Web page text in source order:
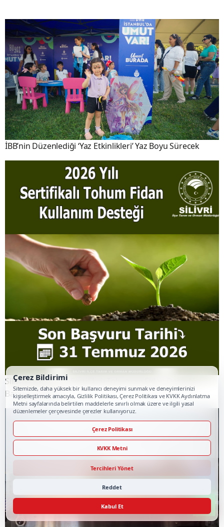
İBB’nin Düzenlediği ‘Yaz Etkinlikleri’ Yaz Boyu Sürecek
Silivrili Üreticilere Sertifikalı Tohum ve Fidan Desteği
Başvuru Çağrısı
Çerez Bildirimi
Sitemizde, daha yüksek bir kullanıcı deneyimi sunmak ve deneyimlerinizi
kişiselleştirmek amacıyla, Gizlilik Politikası, Çerez Politikası ve KVKK Aydınlatma
Metni sayfalarında belirtilen maddelerle sınırlı olmak üzere ve ilgili yasal
düzenlemeler çerçevesinde çerezler kullanıyoruz.
Çerez Politikası
KVKK Metni
Tercihleri Yönet
Reddet
Kabul Et